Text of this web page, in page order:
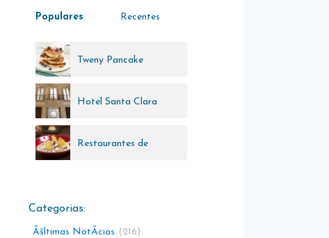
Populares Recentes
Tweny Pancake
Hotel Santa Clara
Restaurantes de
Ãšltimas NotÃ­cias 216